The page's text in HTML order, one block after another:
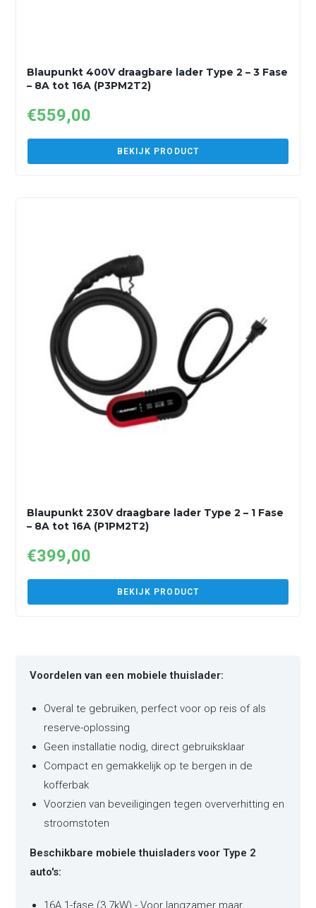
Blaupunkt 400V draagbare lader Type 2 – 3 Fase
– 8A tot 16A (P3PM2T2)
€559,00
BEKIJK PRODUCT
Blaupunkt 230V draagbare lader Type 2 – 1 Fase
– 8A tot 16A (P1PM2T2)
€399,00
BEKIJK PRODUCT
Voordelen van een mobiele thuislader:
Overal te gebruiken, perfect voor op reis of als
reserve-oplossing
Geen installatie nodig, direct gebruiksklaar
Compact en gemakkelijk op te bergen in de
kofferbak
Voorzien van beveiligingen tegen oververhitting en
stroomstoten
Beschikbare mobiele thuisladers voor Type 2
auto's:
16A 1-fase (3.7kW) - Voor langzamer maar